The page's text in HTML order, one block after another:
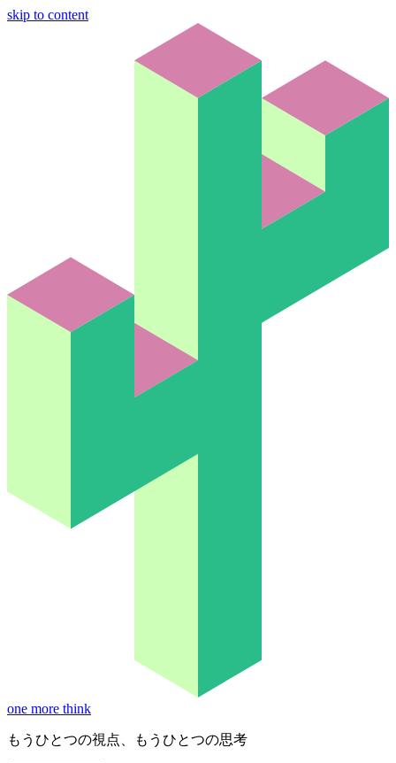
skip to content
one more think
もうひとつの視点、もうひとつの思考